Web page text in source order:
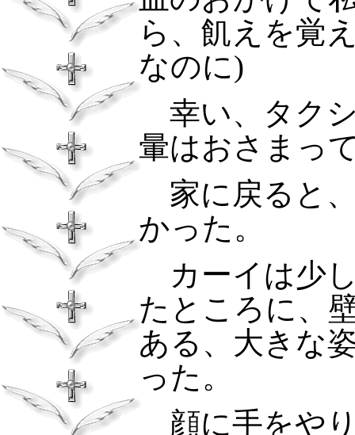
ら、飢えを覚
なのに)
幸い、タク
暈はおさまっ
家に戻ると
かった。
カーイは少
たところに、
ある、大きな
った。
顔に手をや